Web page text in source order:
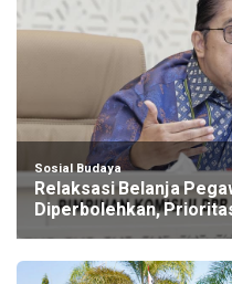
Sosial Budaya
Relaksasi Belanja
Diperbolehkan,